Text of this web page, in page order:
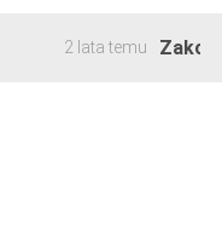
2 lata temu